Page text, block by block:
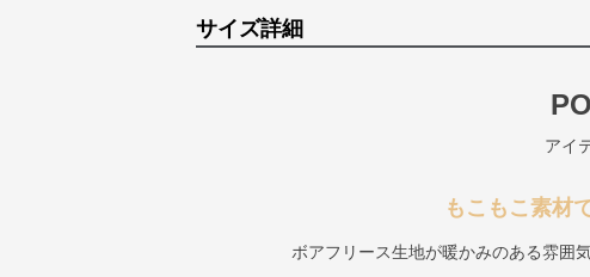
サイズ詳細
アイ
もこもこ素材
ボアフリース生地が暖かみのある雰囲